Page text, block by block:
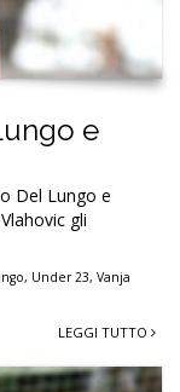
e
Del Lungo e
gli
, Under 23, Vanja
LEGGI TUTTO